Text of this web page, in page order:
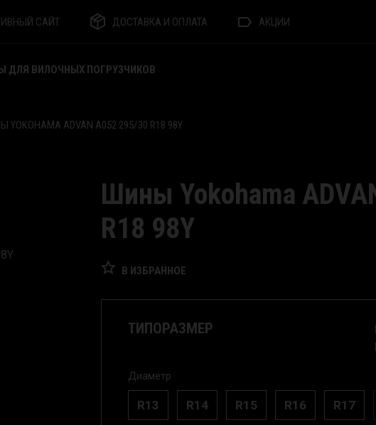
САЙТ ДОСТАВКА И ОПЛАТА АКЦИИ
ДЛЯ ВИЛОЧНЫХ ПОГРУЗЧИКОВ
YOKOHAMA ADVAN A052 295/30 R18 98Y
Шины Yokohama
R18 98Y
В ИЗБРАННОЕ
ТИПОРАЗМЕР
Диаметр
R13 R14 R15 R16 R17